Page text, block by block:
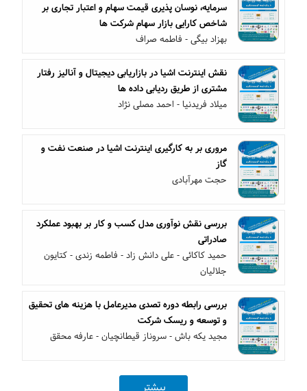
سرمایه، نوسان پذیری قیمت سهام و اعتبار تجاری بر
شاخص کارایی بازار سهام شرکت ها
بهزاد بیگی - فاطمه صراف
نقش اینترنت اشیا در بازاریابی دیجیتال و آنالیز رفتار
مشتری از طریق ردیابی داده ها
میلاد فریدنیا - احمد مصلی نژاد
مروری بر به کارگیری اینترنت اشیا در صنعت نفت و
گاز
حجت مهرآبادی
بررسی نقش نوآوری مدل کسب و کار بر بهبود عملکرد
صادراتی
حمید کاکائی - علی دانش زاد - فاطمه زندی - کتایون
جلالیان
بررسی رابطه دوره تصدی مدیرعامل با هزینه های تحقیق
و توسعه و ریسک شرکت
مجید یکه باش - سروناز قیطانچیان - عارفه محقق
بیشتر